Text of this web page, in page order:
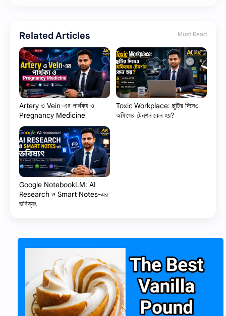
Related Articles Must Read
Artery ও Vein-এর পার্থক্য ও
Pregnancy Medicine
Toxic Workplace: ছুটির দিনেও
অফিসের টেনশন কেন হয়?
Google NotebookLM: AI
Research ও Smart Notes-এর
ভবিষ্যৎ